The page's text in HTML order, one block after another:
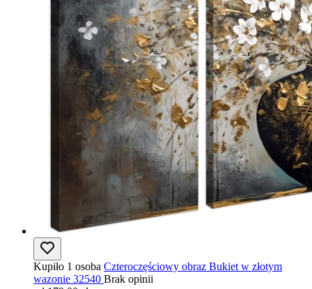
Kupiło 1 osoba Czteroczęściowy obraz Bukiet w złotym
wazonie 32540 Brak opinii